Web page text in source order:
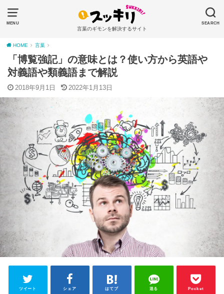
MENU SEARCH
言葉のギモンを解決するサイト
HOME 言葉
「博覧強記」の意味とは？使い方から英語や
対義語や類義語まで解説
2018年9月1日 2022年1月13日
ツイート シェア はてブ 送る Pocket